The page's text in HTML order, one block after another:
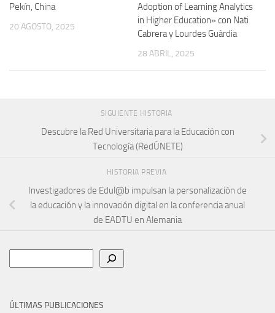
Pekín, China
20 AGOSTO, 2025
Adoption of Learning Analytics
in Higher Education» con Nati
Cabrera y Lourdes Guàrdia
28 ABRIL, 2025
SIGUIENTE HISTORIA
Descubre la Red Universitaria para la Educación con
Tecnología (RedÚNETE)
HISTORIA PREVIA
Investigadores de Edul@b impulsan la personalización de
la educación y la innovación digital en la conferencia anual
de EADTU en Alemania
ÚLTIMAS PUBLICACIONES